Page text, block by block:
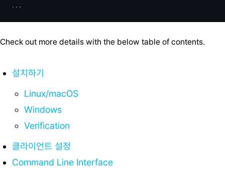
...
Check out more details with the below table of contents.
설치하기
Linux/macOS
Windows
Verification
클라이언트 설정
Command Line Interface